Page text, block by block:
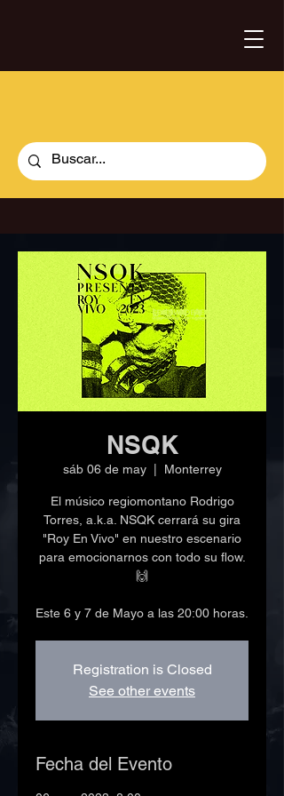
NSQK
sáb 06 de may
  |
Monterrey
El músico regiomontano Rodrigo
Torres, a.k.a. NSQK cerrará su gira
"Roy En Vivo" en nuestro escenario
para emocionarnos con todo su flow.
🙌
Este 6 y 7 de Mayo a las 20:00 horas.
Registration is Closed
See other events
Fecha del Evento